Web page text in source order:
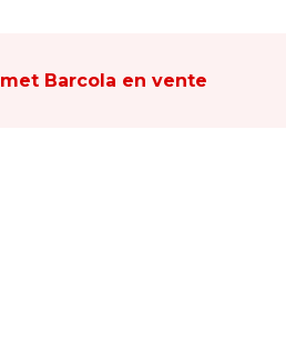
met Barcola en vente